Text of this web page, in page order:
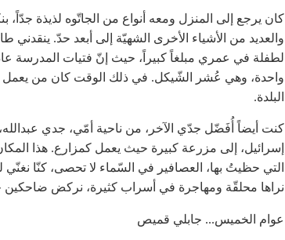
كان يرجع إلى المنزل ومعه أنواع من الجاتّوه لذيذة جدّاً،
والعديد من الأشياء الأخرى الشهيّة إلى أبعد حدّ.
لطفلة في عمري مبلغاً كبيراً، حيث إنّ فتيات المدرسة
واحدة، وهي عُشر الشّيكل. في ذلك الوقت كان من يعمل
البلدة.
كنت أيضاً أُفَضّل جدّي الآخر، من ناحية أمّي، جدي
إسرائيل، إلى مزرعة كبيرة حيث يعمل كمزارع. هذا
التي حظيتُ بها، العصافير في السّماء لا تحصى، كنّا
نراها محلقّة ومهاجرة في أسراب كثيرة، نركض ضاحكين
عوام الخميس... جابلي قميص